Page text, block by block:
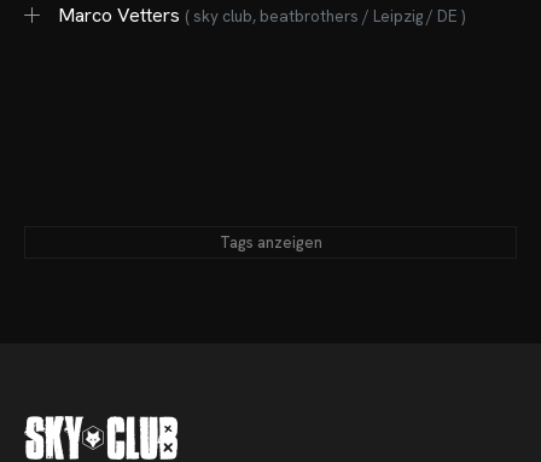
Marco Vetters ( sky club, beatbrothers / Leipzig / DE )
Tags anzeigen